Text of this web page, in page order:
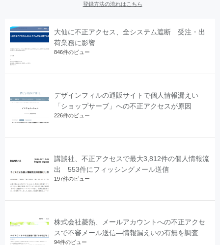
登録方法の流れはこちら
大仙に不正アクセス、全システム遮断 受注・出
荷業務に影響
846件のビュー
デザインフィルの通販サイトで個人情報漏えい
「ショップサーブ」への不正アクセスが原因
226件のビュー
講談社、不正アクセスで最大3,812件の個人情報流
出 553件にフィッシングメール送信
197件のビュー
株式会社菱熱、メールアカウントへの不正アクセ
スで不審メール送信―情報漏えいの有無を調査
94件のビュー